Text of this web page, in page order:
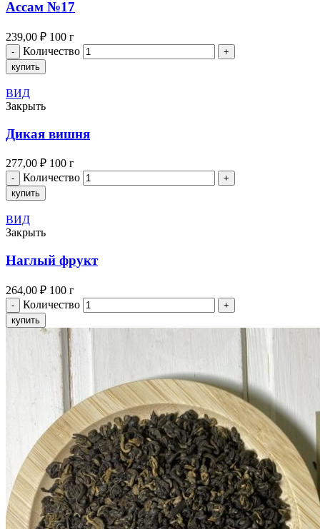
Ассам №17
239,00 ₽ 100 г
Количество
купить
ВИД
Закрыть
Дикая вишня
277,00 ₽ 100 г
Количество
купить
ВИД
Закрыть
Наглый фрукт
264,00 ₽ 100 г
Количество
купить